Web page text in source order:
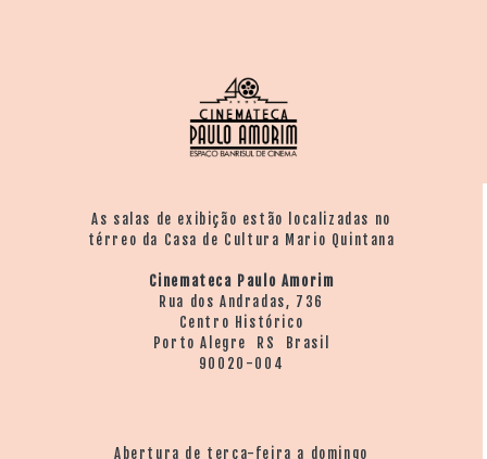
As salas de exibição estão localizadas no
térreo da Casa de Cultura Mario Quintana
Cinemateca Paulo Amorim
Rua dos Andradas, 736
Centro Histórico
Porto Alegre RS Brasil
90020-004
Abertura de terça-feira a domingo